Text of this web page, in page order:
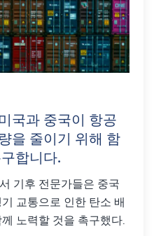
국과 중국이 항공
을 줄이기 위해 함
합니다.
기후 전문가들은 중국
교통으로 인한 탄소 배
노력할 것을 촉구했다.